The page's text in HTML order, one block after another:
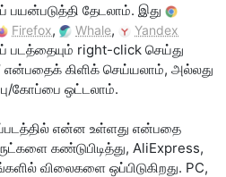
பயன்படுத்தி தேடலாம். இது
Firefox, Whale, Yandex
படத்தையும் right-click செய்து
என்பதைக் கிளிக் செய்யலாம், அல்லது
கோப்பை ஒட்டலாம்.
என்ன உள்ளது என்பதை
கண்டுபிடித்து, AliExpress,
விலைகளை ஒப்பிடுகிறது. PC,